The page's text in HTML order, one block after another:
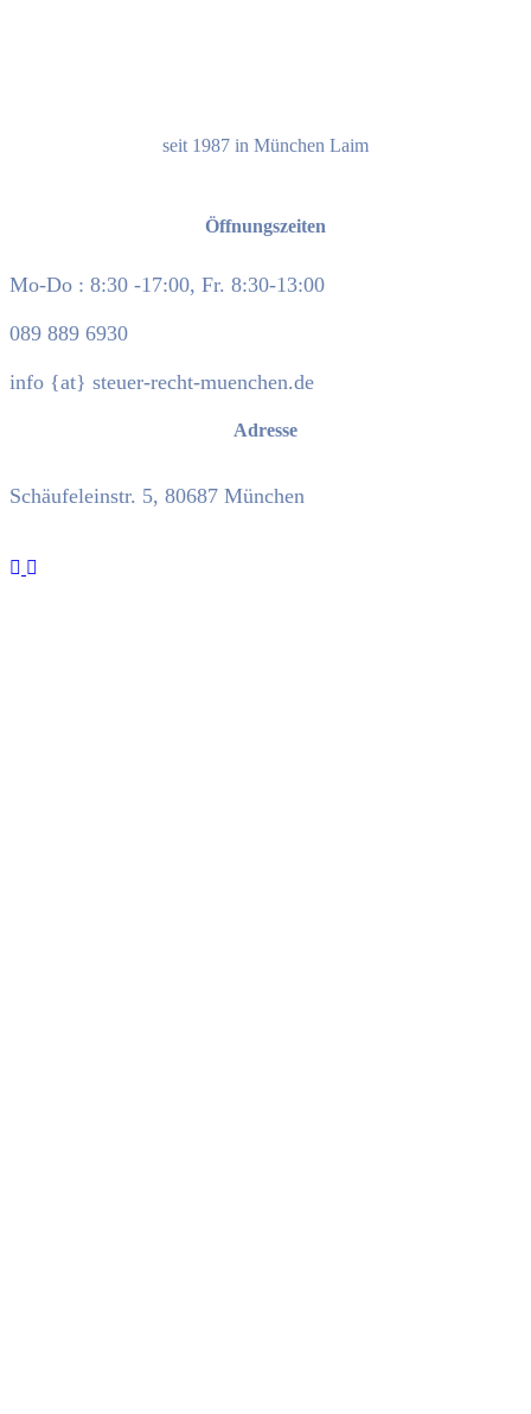
seit 1987 in München Laim
Öffnungszeiten
Mo-Do : 8:30 -17:00, Fr. 8:30-13:00
089 889 6930
info {at} steuer-recht-muenchen.de
Adresse
Schäufeleinstr. 5, 80687 München